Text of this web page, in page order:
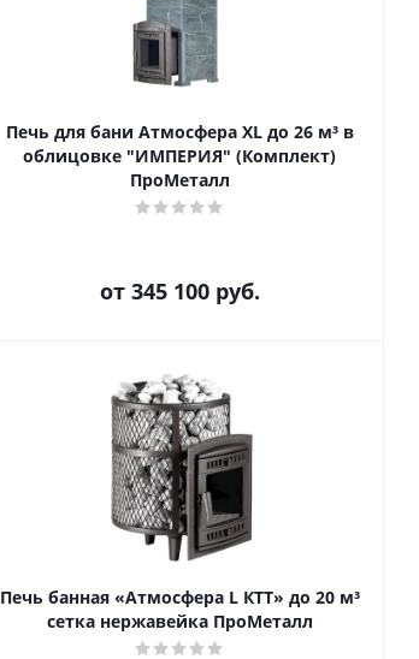
Печь для бани Атмосфера XL до 26 м³ в
облицовке "ИМПЕРИЯ" (Комплект)
ПроМеталл
от 345 100 руб.
Печь банная «Атмосфера L КТТ» до 20 м³
сетка нержавейка ПроМеталл